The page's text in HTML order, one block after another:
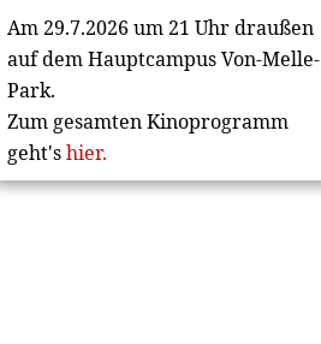
Am 29.7.2026 um 21 Uhr draußen
auf dem Hauptcampus Von-Melle-
Park.
Zum gesamten Kinoprogramm
geht'shier.